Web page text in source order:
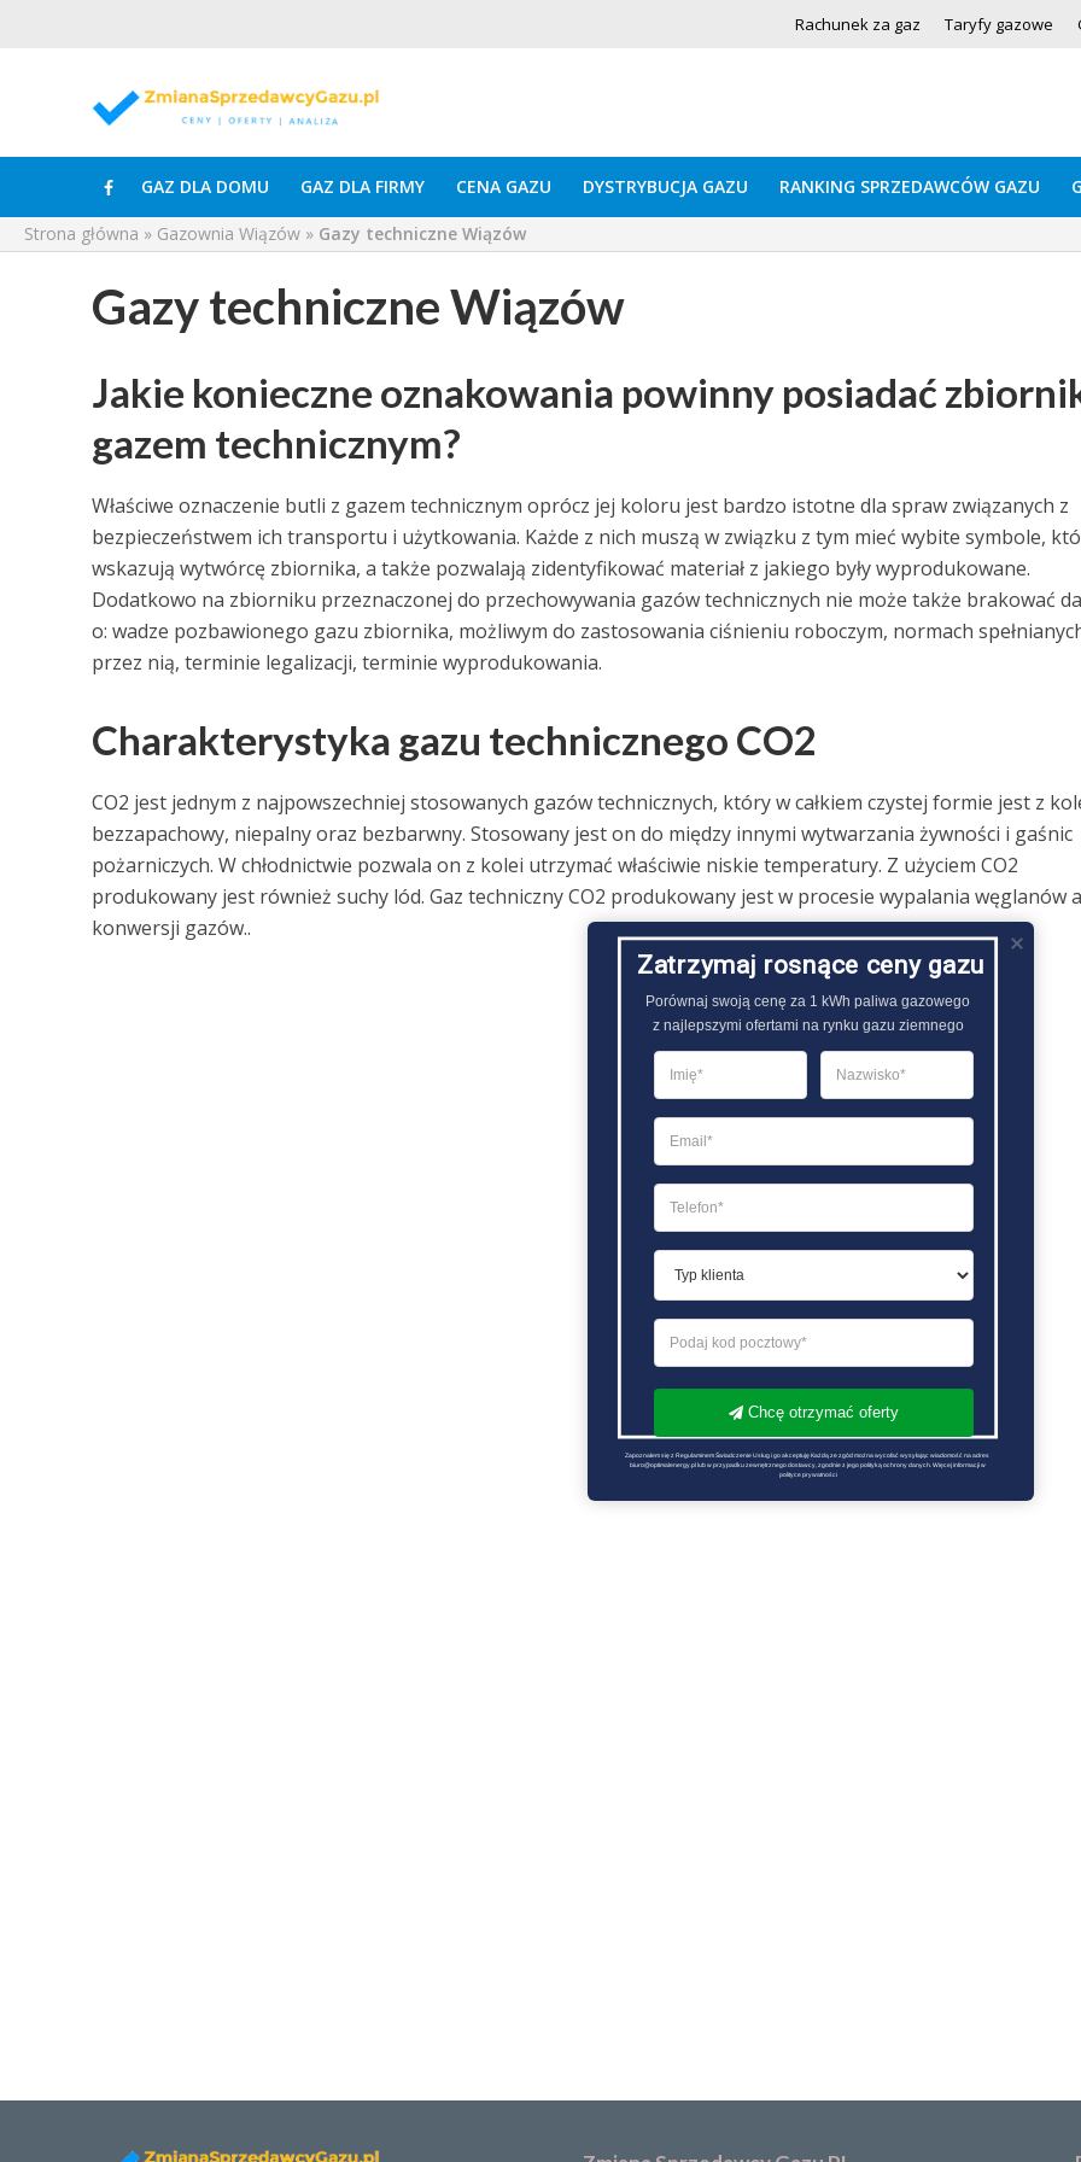
Rachunek za gaz Taryfy gazowe
GAZ DLA DOMU GAZ DLA FIRMY CENA GAZU DYSTRYBUCJA GAZU RANKING SPRZEDAWCÓW GAZU
Strona główna » Gazownia Wiązów » Gazy techniczne Wiązów
Gazy techniczne Wiązów
Jakie konieczne oznakowania powinny posiadać
gazem technicznym?
Właściwe oznaczenie butli z gazem technicznym oprócz jej koloru jest bardzo istotne dla spraw związanych z
bezpieczeństwem ich transportu i użytkowania. Każde z nich muszą w związku z tym mieć wybite symbole,
wskazują wytwórcę zbiornika, a także pozwalają zidentyfikować materiał z jakiego były wyprodukowane.
Dodatkowo na zbiorniku przeznaczonej do przechowywania gazów technicznych nie może także brakować
o: wadze pozbawionego gazu zbiornika, możliwym do zastosowania ciśnieniu roboczym, normach
przez nią, terminie legalizacji, terminie wyprodukowania.
Charakterystyka gazu technicznego CO2
CO2 jest jednym z najpowszechniej stosowanych gazów technicznych, który w całkiem czystej formie jest z
bezzapachowy, niepalny oraz bezbarwny. Stosowany jest on do między innymi wytwarzania żywności i gaśnic
pożarniczych. W chłodnictwie pozwala on z kolei utrzymać właściwie niskie temperatury. Z użyciem CO2
produkowany jest również suchy lód. Gaz techniczny CO2 produkowany jest w procesie wypalania węglanów
konwersji gazów..
Zatrzymaj rosnące ceny gazu
Porównaj swoją cenę za 1 kWh paliwa gazowego
z najlepszymi ofertami na rynku gazu ziemnego
Chcę otrzymać oferty
Zapoznałem się z Regulaminem Świadczenie Usług i go akceptuję Każdą ze zgód można wycofać wysyłając wiadomość na adres
biuro@optimalenergy.pl lub w przypadku zewnętrznego dostawcy, zgodnie z jego polityką ochrony danych. Więcej informacji w
polityce prywatności